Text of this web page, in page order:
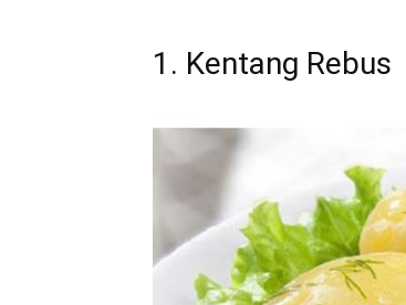
1. Kentang Rebus